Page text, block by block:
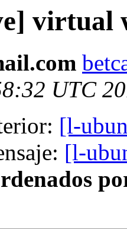
virtual
UTC
[l-
[l-